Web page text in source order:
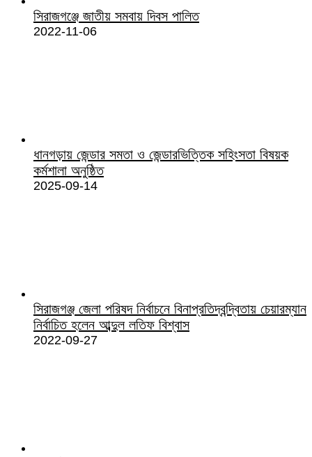
সিরাজগঞ্জে জাতীয় সমবায় দিবস পালিত
2022-11-06
ধানগড়ায় জেন্ডার সমতা ও জেন্ডারভিত্তিক সহিংসতা বিষয়ক
কর্মশালা অনুষ্ঠিত
2025-09-14
সিরাজগঞ্জ জেলা পরিষদ নির্বাচনে বিনাপ্রতিদ্বন্দ্বিতায় চেয়ারম্যান
নির্বাচিত হলেন আব্দুল লতিফ বিশ্বাস
2022-09-27